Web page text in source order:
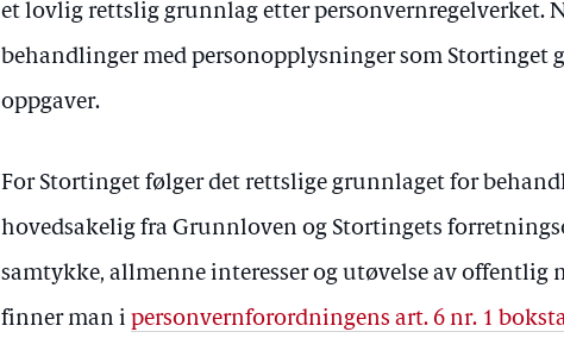
et lovlig rettslig grunnlag etter personvernregelverket.
behandlinger med personopplysninger som Stortinget
oppgaver.
For Stortinget følger det rettslige grunnlaget for
hovedsakelig fra Grunnloven og Stortingets
samtykke, allmenne interesser og utøvelse av
finner man ipersonvernforordningens art. 6 nr. 1